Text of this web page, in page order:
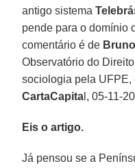
antigo sistema
pende para o domínio
comentário é de
Observatório do
sociologia pela UFPE,
CartaCapita l, 05-11-
Eis o artigo.
Já pensou se a